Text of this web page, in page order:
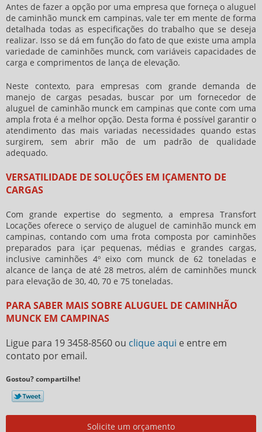
Antes de fazer a opção por uma empresa que forneça o aluguel
de caminhão munck em campinas, vale ter em mente de forma
detalhada todas as especificações do trabalho que se deseja
realizar. Isso se dá em função do fato de que existe uma ampla
variedade de caminhões munck, com variáveis capacidades de
carga e comprimentos de lança de elevação.
Neste contexto, para empresas com grande demanda de
manejo de cargas pesadas, buscar por um fornecedor de
aluguel de caminhão munck em campinas que conte com uma
ampla frota é a melhor opção. Desta forma é possível garantir o
atendimento das mais variadas necessidades quando estas
surgirem, sem abrir mão de um padrão de qualidade
adequado.
VERSATILIDADE DE SOLUÇÕES EM IÇAMENTO DE
CARGAS
Com grande expertise do segmento, a empresa Transfort
Locações oferece o serviço dealuguel de caminhão munck em
campinas, contando com uma frota composta por caminhões
preparados para içar pequenas, médias e grandes cargas,
inclusive caminhões 4º eixo com munck de 62 toneladas e
alcance de lança de até 28 metros, além de caminhões munck
para elevação de 30, 40, 70 e 75 toneladas.
PARA SABER MAIS SOBRE ALUGUEL DE CAMINHÃO
MUNCK EM CAMPINAS
Ligue para 19 3458-8560 ou clique aqui e entre em
contato por email.
Gostou? compartilhe!
Solicite um orçamento